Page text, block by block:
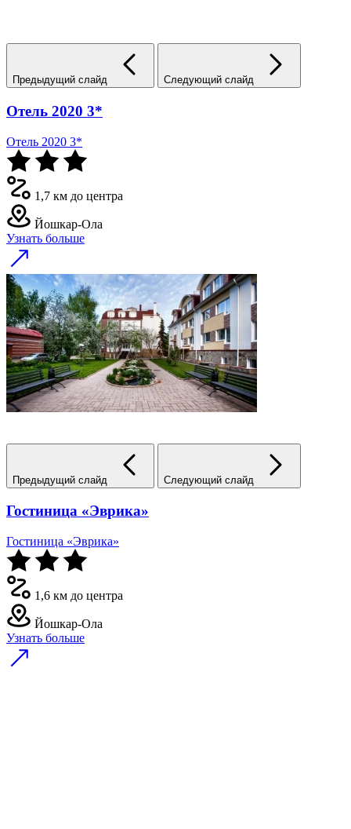
Предыдущий слайд Следующий слайд
Отель 2020 3*
Отель 2020 3*
1,7 км до центра
Йошкар-Ола
Узнать больше
Предыдущий слайд Следующий слайд
Гостиница «Эврика»
Гостиница «Эврика»
1,6 км до центра
Йошкар-Ола
Узнать больше